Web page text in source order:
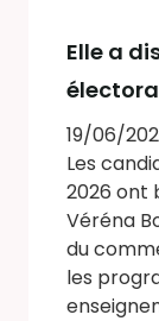
Elle a
19/06/
Les
2026 ont
Véréna
du
les